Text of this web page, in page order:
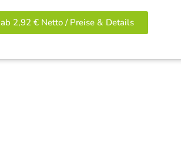
ab 2,92 € Netto / Preise & Details